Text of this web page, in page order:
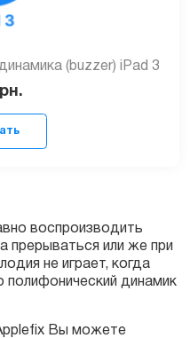
(buzzer) iPad 3
воспроизводить
прерываться или же при
не играет, когда
полифонический динамик
Вы можете